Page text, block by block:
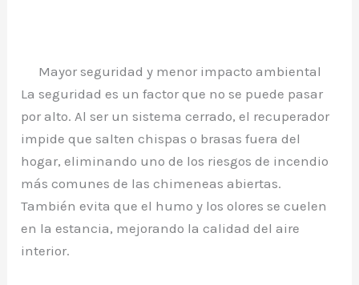
Mayor seguridad y menor impacto ambiental
La seguridad es un factor que no se puede pasar
por alto. Al ser un sistema cerrado, el recuperador
impide que salten chispas o brasas fuera del
hogar, eliminando uno de los riesgos de incendio
más comunes de las chimeneas abiertas.
También evita que el humo y los olores se cuelen
en la estancia, mejorando la calidad del aire
interior.